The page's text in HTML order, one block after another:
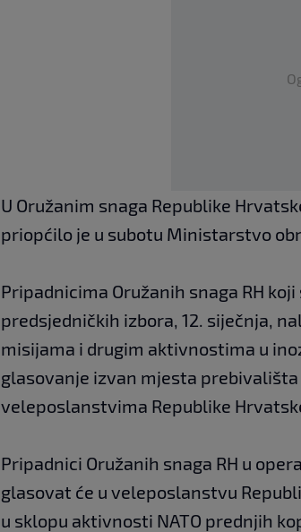
U Oružanim snaga Republike
priopćilo je u subotu Ministarstvo
Pripadnicima Oružanih snaga RH
predsjedničkih izbora, 12. siječnja,
misijama i drugim aktivnostima u
glasovanje izvan mjesta
veleposlanstvima Republike
Pripadnici Oružanih snaga RH u
glasovat će u veleposlanstvu
u sklopu aktivnosti NATO prednjih